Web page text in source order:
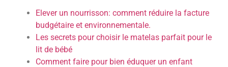
Elever un nourrisson: comment réduire la facture
budgétaire et environnementale.
Les secrets pour choisir le matelas parfait pour le
lit de bébé
Comment faire pour bien éduquer un enfant